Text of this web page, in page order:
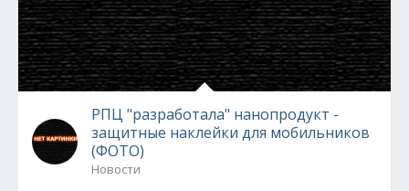
РПЦ "разработала" нанопродукт -
защитные наклейки для мобильников
(ФОТО)
Новости